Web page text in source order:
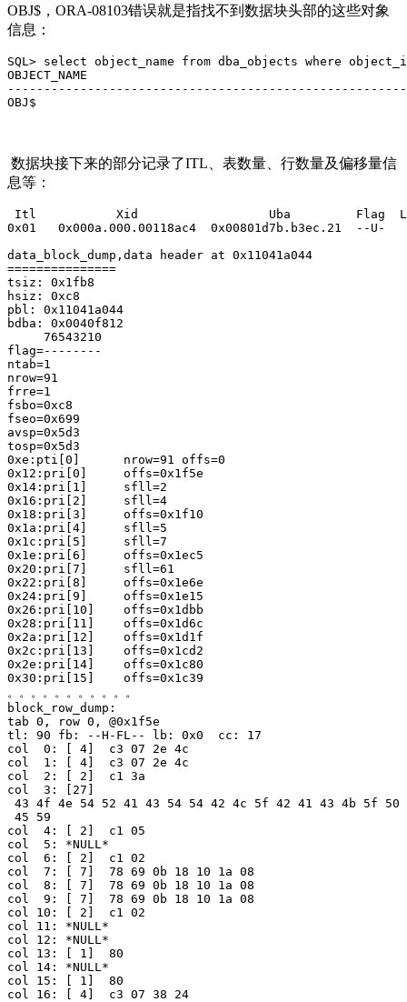
OBJ$，ORA-08103错误就是指找不到数据块头部的这些对象
信息：
SQL> select object_name from dba_objects where
OBJECT_NAME
OBJ$
数据块接下来的部分记录了ITL、表数量、行数量及偏移量信
息等：
Itl           Xid                  Uba         Flag
0x01   0x000a.000.00118ac4  0x00801d7b.b3ec.21  --U-
data_block_dump,data header at 0x11041a044
===============
tsiz: 0x1fb8
hsiz: 0xc8
pbl: 0x11041a044
bdba: 0x0040f812
76543210
flag=--------
ntab=1
nrow=91
frre=1
fsbo=0xc8
fseo=0x699
avsp=0x5d3
tosp=0x5d3
0xe:pti[0]      nrow=91 offs=0
0x12:pri[0]     offs=0x1f5e
0x14:pri[1]     sfll=2
0x16:pri[2]     sfll=4
0x18:pri[3]     offs=0x1f10
0x1a:pri[4]     sfll=5
0x1c:pri[5]     sfll=7
0x1e:pri[6]     offs=0x1ec5
0x20:pri[7]     sfll=61
0x22:pri[8]     offs=0x1e6e
0x24:pri[9]     offs=0x1e15
0x26:pri[10]    offs=0x1dbb
0x28:pri[11]    offs=0x1d6c
0x2a:pri[12]    offs=0x1d1f
0x2c:pri[13]    offs=0x1cd2
0x2e:pri[14]    offs=0x1c80
0x30:pri[15]    offs=0x1c39
。。。。。。。。。。。
block_row_dump:
tab 0, row 0, @0x1f5e
tl: 90 fb: --H-FL-- lb: 0x0  cc: 17
col  0: [ 4]  c3 07 2e 4c
col  1: [ 4]  c3 07 2e 4c
col  2: [ 2]  c1 3a
col  3: [27]
43 4f 4e 54 52 41 43 54 54 42 4c 5f 42 41 43 4b 5f 50
45 59
col  4: [ 2]  c1 05
col  5: *NULL*
col  6: [ 2]  c1 02
col  7: [ 7]  78 69 0b 18 10 1a 08
col  8: [ 7]  78 69 0b 18 10 1a 08
col  9: [ 7]  78 69 0b 18 10 1a 08
col 10: [ 2]  c1 02
col 11: *NULL*
col 12: *NULL*
col 13: [ 1]  80
col 14: *NULL*
col 15: [ 1]  80
col 16: [ 4]  c3 07 38 24